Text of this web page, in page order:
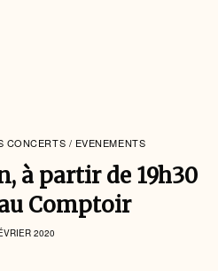
CONCERTS / EVENEMENTS
à partir de 19h30
Comptoir
2020